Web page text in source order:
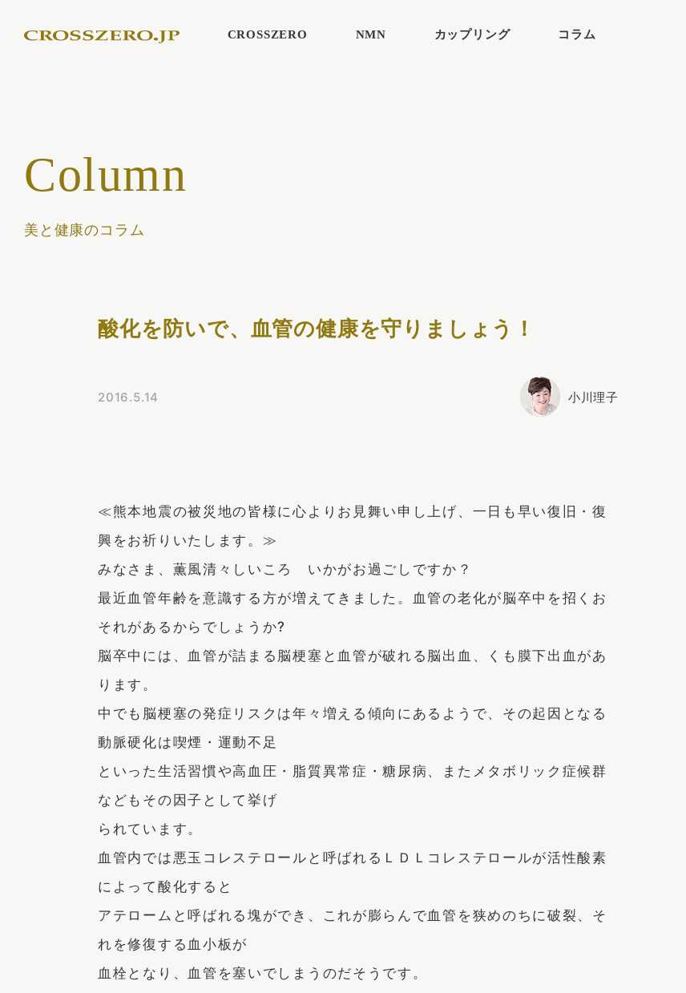
CROSSZERO NMN カップリング コラム
Column
美と健康のコラム
酸化を防いで、血管の健康を守りましょう！
2016.5.14 小川理子
≪熊本地震の被災地の皆様に心よりお見舞い申し上げ、一日も早い復旧・復
興をお祈りいたします。≫
みなさま、薫風清々しいころ いかがお過ごしですか？
最近血管年齢を意識する方が増えてきました。血管の老化が脳卒中を招くお
それがあるからでしょうか?
脳卒中には、血管が詰まる脳梗塞と血管が破れる脳出血、くも膜下出血があ
ります。
中でも脳梗塞の発症リスクは年々増える傾向にあるようで、その起因となる
動脈硬化は喫煙・運動不足
といった生活習慣や高血圧・脂質異常症・糖尿病、またメタボリック症候群
などもその因子として挙げ
られています。
血管内では悪玉コレステロールと呼ばれるＬＤＬコレステロールが活性酸素
によって酸化すると
アテロームと呼ばれる塊ができ、これが膨らんで血管を狭めのちに破裂、そ
れを修復する血小板が
血栓となり、血管を塞いでしまうのだそうです。